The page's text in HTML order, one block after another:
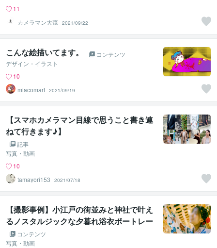
11
カメラマン大森
2021/09/22
こんな絵描いてます。
コンテンツ
デザイン・イラスト
10
miacomart 2021/09/19
【スマホカメラマン目線で思うこと書き連
ねて行きます♪】
記事
写真・動画
10
tamayori153
2021/07/18
【撮影事例】小江戸の街並みと神社で叶え
るノスタルジックな夕暮れ浴衣ポートレー
ト コンテンツ
写真・動画